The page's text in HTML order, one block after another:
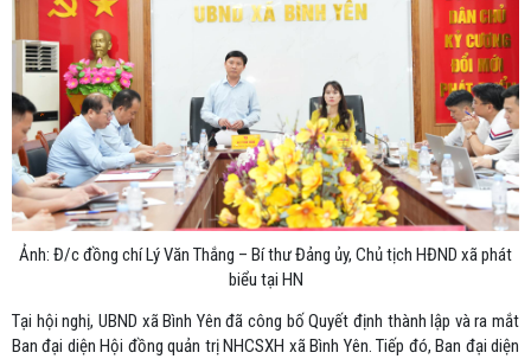
Ảnh: Đ/c đồng chí Lý Văn Thắng – Bí thư Đảng ủy, Chủ tịch HĐND xã phát
biểu tại HN
Tại hội nghị, UBND xã Bình Yên đã công bố Quyết định thành lập và ra mắt
Ban đại diện Hội đồng quản trị NHCSXH xã Bình Yên. Tiếp đó, Ban đại diện